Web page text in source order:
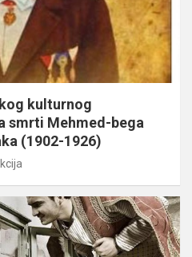
kulturnog
smrti Mehmed-bega
(1902-1926)